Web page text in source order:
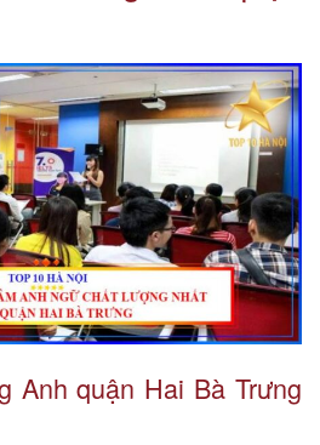
Anh quận Hai Bà Trưng